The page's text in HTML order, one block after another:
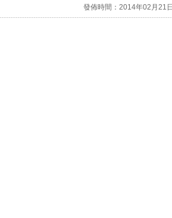
發佈時間：2014年02月21